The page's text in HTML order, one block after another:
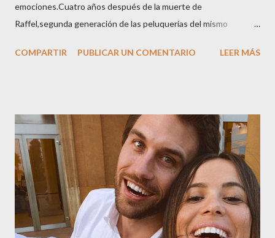
emociones.Cuatro años después de la muerte de
Raffel,segunda generación de las peluquerías del mismo
sector en una cena de reconocimiento.Sus hijas Carolina (CEO
peluquería del grupo.Justo hace unos días Carol Pagés nos
contaba detalles del homenaje en Actualida Rosa en RCE
radio,en el programa que presento todos los jueves de 17 a 18
horas . Carolina y Quionia Pagés Carolina Pagés La cita ,en el
Museu Marítim de BCN ,en las Drassanes reunió a figuras
destacadas del sector,así como clientes, autoridades y medios
de comunicación, en una velada inolvidable bajo el lema “Cien
COMPARTIR PUBLICAR UN COMENTARIO LEER MÁS